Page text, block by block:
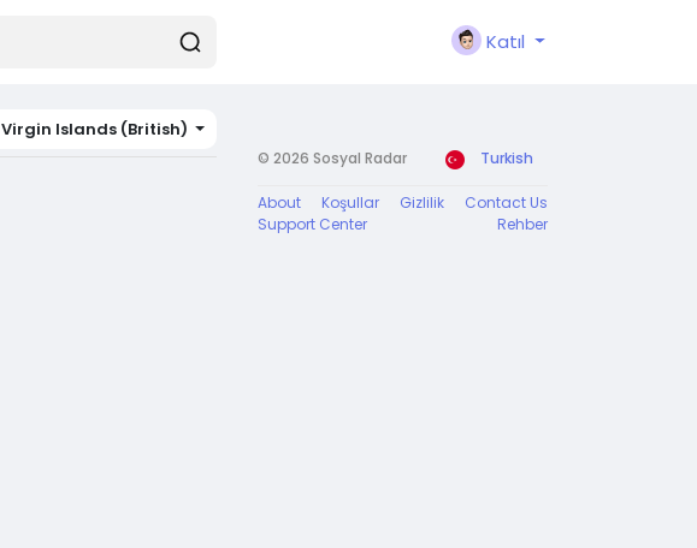
Katıl
Virgin Islands (British)
© 2026 Sosyal Radar Turkish
About Koşullar Gizlilik
Contact Us
Support Center
Rehber